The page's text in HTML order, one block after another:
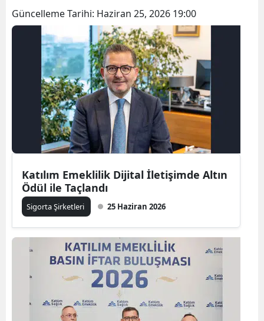
Balıkesir
Bilecik
Bingöl
Bitlis
Bolu
Burdur
Bursa
Çanakkale
Çankırı
Çorum
Denizli
Diyarbakır
Edirne
Güncelleme Tarihi: Haziran 25, 2026 19:00
Katılım Emeklilik Dijital İletişimde Altın
Ödül ile Taçlandı
Sigorta Şirketleri 25 Haziran 2026